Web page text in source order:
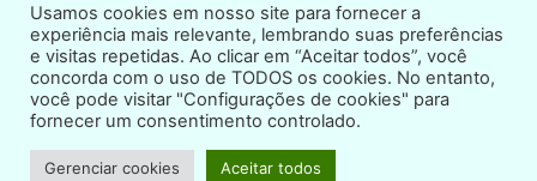
Termos e Condições
2026 © Na Cuia da Cris – Todos os direitos reservados
Usamos cookies em nosso site para fornecer a
experiência mais relevante, lembrando suas preferências
e visitas repetidas. Ao clicar em “Aceitar todos”, você
concorda com o uso de TODOS os cookies. No entanto,
você pode visitar "Configurações de cookies" para
fornecer um consentimento controlado.
Gerenciar cookies Aceitar todos